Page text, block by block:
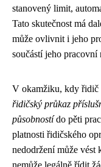
stanovený limit,
Tato skutečnost má
může ovlivnit i jeho
součástí jeho pracovní
V okamžiku, kdy řidič
řidičský průkaz
působnostído pěti
platnosti řidičského
nedodržení může vést
nemůže legálně řídit